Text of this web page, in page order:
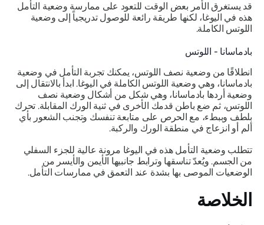
قد يستغرق الأمر بعض الوقت للتعود على ممارسة وضعية التأمل
هذه في اليوغا، لكنها طريقة رائعة للوصول تدريجياً إلى وضعية
اللوتس الكاملة.
بادماسانا - اللوتس
انطلاقًا من وضعية نصف اللوتس، يمكنك تجربة التأمل في وضعية
بادماسانا، وهي وضعية اللوتس الكاملة في اليوغا. ابدأ بالانتقال إلى
وضعية أردها بادماسانا، وهي شكل من أشكال وضعية نصف
اللوتس، ثم ضع باطن قدمك الأخرى في ثنية الورك المقابلة. تحرك
بلطف وببطء، مع الحرص على متابعة تنفسك وتجنب الشعور بأي
ألم أو انزعاج في منطقة الورك والركبة.
تتطلب وضعية التأمل هذه في اليوغا مرونة عالية للجزء السفلي
من الجسم. ويُعدّ تناسقها وترابط جانبيها الأيمن والأيسر من
الوضعيات الموصى بها بشدة عند التعمق في ممارسات التأمل.
الخلاصة